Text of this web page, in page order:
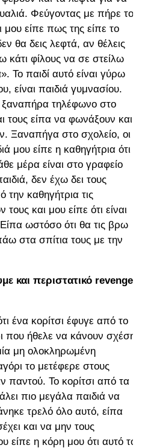
Φεύγοντας με πήρε το
μου είπε πως της είπε το
θα δεις λεφτά, αν θέλεις
κάτι φίλους να σε στείλω
Το παιδί αυτό είναι γύρω
είναι παιδιά γυμνασίου.
ξαναπήρα τηλέφωνο στο
τους είπα να φωνάξουν και
Ξαναπήγα στο σχολείο, οι
μου είπε η καθηγήτρια ότι
μέρα είναι στο γραφείο
δεν έχω δει τους
την καθηγήτρια τις
τους και μου είπε ότι είναι
ωστόσο ότι θα τις βρω
στα σπίτια τους με την
και περιστατικό revenge
ένα κορίτσι έφυγε από το
που ήθελε να κάνουν σχέση
μη ολοκληρωμένη
το μετέφερε στους
παντού. Το κορίτσι από τα
πιο μεγάλα παιδιά να
τρελό όλο αυτό, είπα
και να μην τους
είπε η κόρη μου ότι αυτό το